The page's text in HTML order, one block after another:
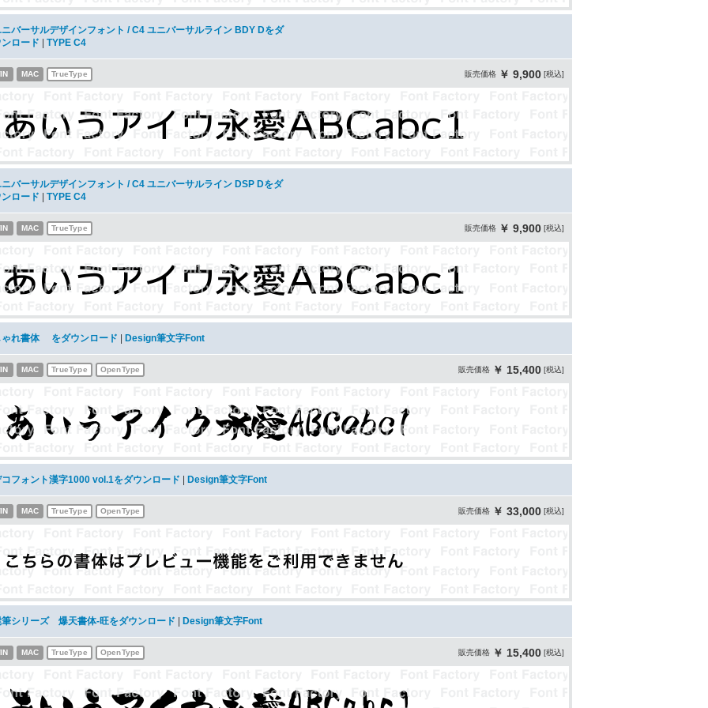
バーサルデザインフォント / C4 ユニバーサルライン BDY Dをダ
ンロード
TYPE C4
販売価格 ￥ 9,900 [税込]
MAC TrueType
バーサルデザインフォント / C4 ユニバーサルライン DSP Dをダ
ンロード
TYPE C4
販売価格 ￥ 9,900 [税込]
MAC TrueType
ゃれ書体 をダウンロード Design筆文字Font
販売価格 ￥ 15,400 [税込]
MAC TrueType OpenType
フォント漢字1000 vol.1をダウンロード Design筆文字Font
販売価格 ￥ 33,000 [税込]
MAC TrueType OpenType
筆シリーズ 爆天書体-旺をダウンロード Design筆文字Font
販売価格 ￥ 15,400 [税込]
MAC TrueType OpenType